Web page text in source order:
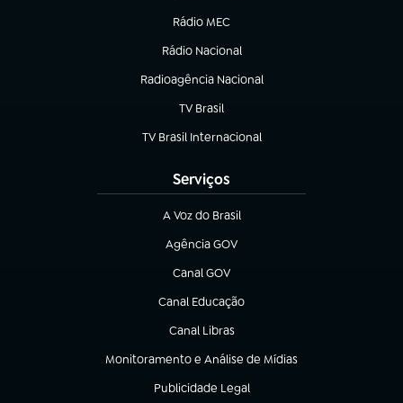
Rádio MEC
(abre em nova aba)
Rádio Nacional
Radioagência Nacional
(abre em nova aba)
TV Brasil
(abre em nova aba)
TV Brasil Internacional
(abre em nova aba)
Serviços
A Voz do Brasil
(abre em nova aba)
Agência GOV
(abre em nova aba)
Canal GOV
(abre em nova aba)
Canal Educação
(abre em nova aba)
Canal Libras
(abre em nova aba)
Monitoramento e Análise de Mídias
(abre em nova aba)
Publicidade Legal
(abre em nova aba)